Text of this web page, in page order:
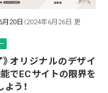
月20日 （2024年6月26日 更
》オリジナルのデザイ
能でECサイトの限界を
う！